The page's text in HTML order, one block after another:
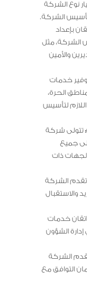
نوع الشركة
الشركة.
بإعداد
الشركة، مثل
والأمين
خدمات
الحرة،
اللازم لتأسيس
تتولى شركة
جميع
ذات
تقدم الشركة
والاستقبال
خدمات
الشؤون
الشركة
التوافق مع